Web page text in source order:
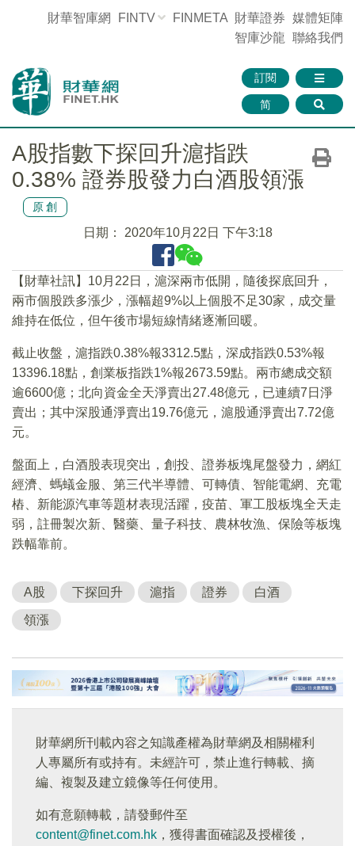
財華智庫網 FINTV FINMETA 財華證券 媒體矩陣
智庫沙龍 聯絡我們
訂閱
简
A股指數下探回升滬指跌
0.38% 證券股發力白酒股領漲
原創
日期： 2020年10月22日 下午3:18
【財華社訊】10月22日，滬深兩市低開，隨後探底回升，
兩市個股跌多漲少，漲幅超9%以上個股不足30家，成交量
維持在低位，但午後市場短線情緒逐漸回暖。
截止收盤，滬指跌0.38%報3312.5點，深成指跌0.53%報
13396.18點，創業板指跌1%報2673.59點。兩市總成交額
逾6600億；北向資金全天淨賣出27.48億元，已連續7日淨
賣出；其中深股通淨賣出19.76億元，滬股通淨賣出7.72億
元。
盤面上，白酒股表現突出，創投、證券板塊尾盤發力，網紅
經濟、螞蟻金服、第三代半導體、可轉債、智能電網、充電
樁、新能源汽車等題材表現活躍，疫苗、軍工股板塊全天走
弱，註冊製次新、醫藥、量子科技、農林牧漁、保險等板塊
跌幅靠前。
A股 下探回升 滬指 證券 白酒
領漲
財華網所刊載內容之知識產權為財華網及相關權利
人專屬所有或持有。未經許可，禁止進行轉載、摘
編、複製及建立鏡像等任何使用。
如有意願轉載，請發郵件至
content@finet.com.hk ，獲得書面確認及授權後，